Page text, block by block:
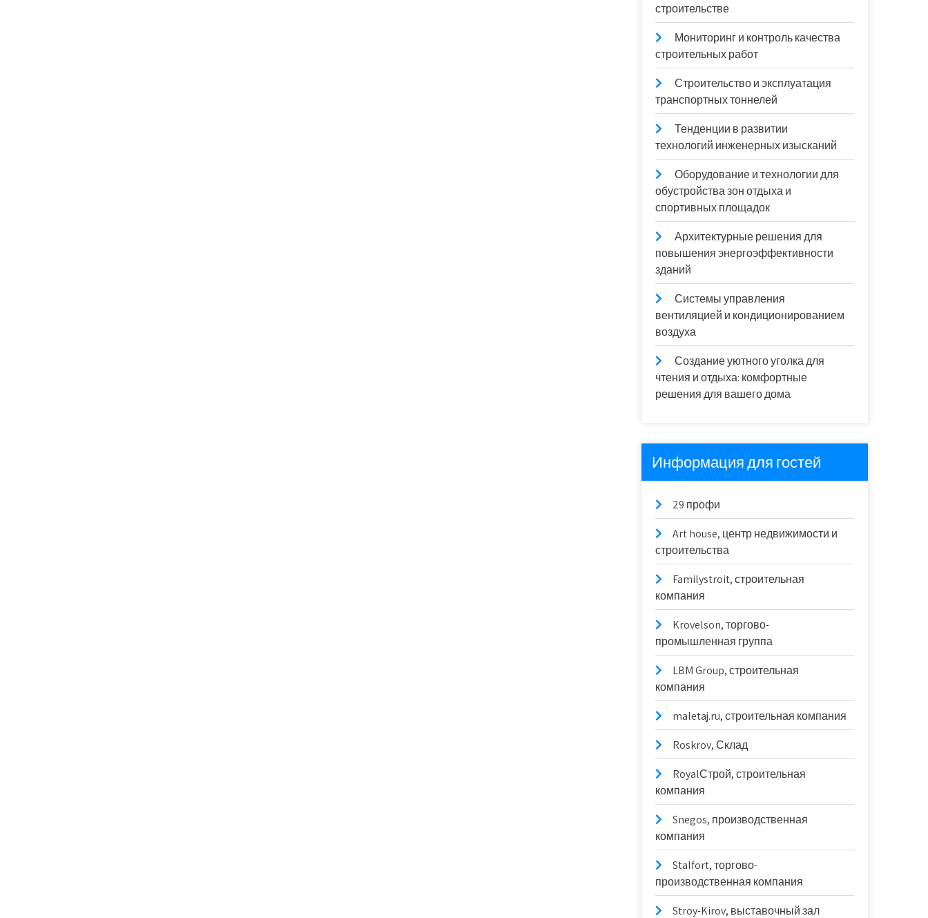
строительстве
Мониторинг и контроль качества
строительных работ
Строительство и эксплуатация
транспортных тоннелей
Тенденции в развитии
технологий инженерных изысканий
Оборудование и технологии для
обустройства зон отдыха и
спортивных площадок
Архитектурные решения для
повышения энергоэффективности
зданий
Системы управления
вентиляцией и кондиционированием
воздуха
Создание уютного уголка для
чтения и отдыха: комфортные
решения для вашего дома
Информация для гостей
29 профи
Art house, центр недвижимости и
строительства
Familystroit, строительная
компания
Krovelson, торгово-
промышленная группа
LBM Group, строительная
компания
maletaj.ru, строительная компания
Roskrov, Склад
RoyalСтрой, строительная
компания
Snegos, производственная
компания
Stalfort, торгово-
производственная компания
Stroy-Kirov, выставочный зал